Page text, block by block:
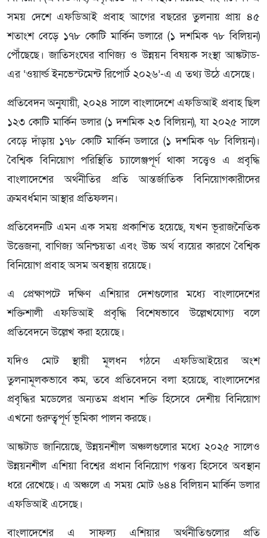
সময় দেশে এফডিআই প্রবাহ আগের বছরের তুলনায় প্রায় ৪৫
শতাংশ বেড়ে ১৭৮ কোটি মার্কিন ডলারে (১ দশমিক ৭৮ বিলিয়ন)
পৌঁছেছে। জাতিসংঘের বাণিজ্য ও উন্নয়ন বিষয়ক সংস্থা আঙ্কটাড-
এর ‘ওয়ার্ল্ড ইনভেস্টমেন্ট রিপোর্ট ২০২৬’-এ এ তথ্য উঠে এসেছে।
প্রতিবেদন অনুযায়ী, ২০২৪ সালে বাংলাদেশে এফডিআই প্রবাহ ছিল
১২৩ কোটি মার্কিন ডলার (১ দশমিক ২৩ বিলিয়ন), যা ২০২৫ সালে
বেড়ে দাঁড়ায় ১৭৮ কোটি মার্কিন ডলারে (১ দশমিক ৭৮ বিলিয়ন)।
বৈশ্বিক বিনিয়োগ পরিস্থিতি চ্যালেঞ্জপূর্ণ থাকা সত্ত্বেও এ প্রবৃদ্ধি
বাংলাদেশের অর্থনীতির প্রতি আন্তর্জাতিক বিনিয়োগকারীদের
ক্রমবর্ধমান আস্থার প্রতিফলন।
প্রতিবেদনটি এমন এক সময় প্রকাশিত হয়েছে, যখন ভূরাজনৈতিক
উত্তেজনা, বাণিজ্য অনিশ্চয়তা এবং উচ্চ অর্থ ব্যয়ের কারণে বৈশ্বিক
বিনিয়োগ প্রবাহ অসম অবস্থায় রয়েছে।
এ প্রেক্ষাপটে দক্ষিণ এশিয়ার দেশগুলোর মধ্যে বাংলাদেশের
শক্তিশালী এফডিআই প্রবৃদ্ধি বিশেষভাবে উল্লেখযোগ্য বলে
প্রতিবেদনে উল্লেখ করা হয়েছে।
যদিও মোট স্থায়ী মূলধন গঠনে এফডিআইয়ের অংশ
তুলনামূলকভাবে কম, তবে প্রতিবেদনে বলা হয়েছে, বাংলাদেশের
প্রবৃদ্ধির মডেলের অন্যতম প্রধান শক্তি হিসেবে দেশীয় বিনিয়োগ
এখনো গুরুত্বপূর্ণ ভূমিকা পালন করছে।
আঙ্কটাড জানিয়েছে, উন্নয়নশীল অঞ্চলগুলোর মধ্যে ২০২৫ সালেও
উন্নয়নশীল এশিয়া বিশ্বের প্রধান বিনিয়োগ গন্তব্য হিসেবে অবস্থান
ধরে রেখেছে। এ অঞ্চলে এ সময় মোট ৬৪৪ বিলিয়ন মার্কিন ডলার
এফডিআই এসেছে।
বাংলাদেশের এ সাফল্য এশিয়ার অর্থনীতিগুলোর প্রতি